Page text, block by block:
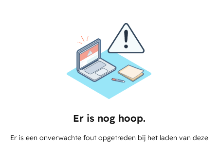
Er is nog hoop.
Er is een onverwachte fout opgetreden bij het laden van deze